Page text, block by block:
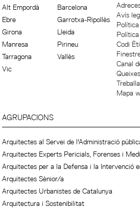
Alt Empordà
Barcelona
Ebre
Garrotxa-Ripollès
Girona
Lleida
Manresa
Pirineu
Tarragona
Vallès
Vic
Avís
Codi
Canal
Mapa
AGRUPACIONS
Arquitectes al Servei de l'Administració
Arquitectes Experts Pericials, Forenses i
Arquitectes per a la Defensa i la Intervenció
Arquitectes Sènior/a
Arquitectes Urbanistes de Catalunya
Arquitectura i Sostenibilitat